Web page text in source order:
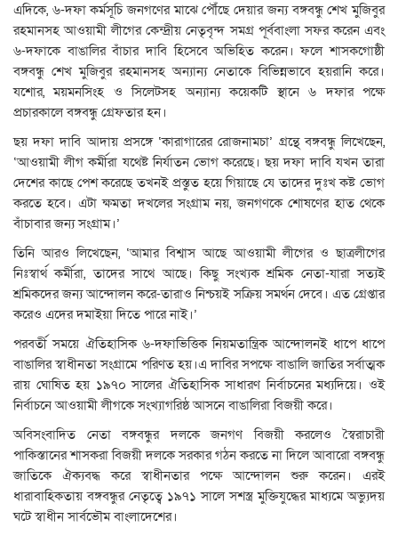
এদিকে, ৬-দফা কর্মসূচি জনগণের মাঝে পৌঁছে দেয়ার জন্য বঙ্গবন্ধু শেখ মুজিবুর
রহমানসহ আওয়ামী লীগের কেন্দ্রীয় নেতৃবৃন্দ সমগ্র পূর্ববাংলা সফর করেন এবং
৬-দফাকে বাঙালির বাঁচার দাবি হিসেবে অভিহিত করেন। ফলে শাসকগোষ্ঠী
বঙ্গবন্ধু শেখ মুজিবুর রহমানসহ অন্যান্য নেতাকে বিভিন্নভাবে হয়রানি করে।
যশোর, ময়মনসিংহ ও সিলেটসহ অন্যান্য কয়েকটি স্থানে ৬ দফার পক্ষে
প্রচারকালে বঙ্গবন্ধু গ্রেফতার হন।
ছয় দফা দাবি আদায় প্রসঙ্গে ‘কারাগারের রোজনামচা’ গ্রন্থে বঙ্গবন্ধু লিখেছেন,
‘আওয়ামী লীগ কর্মীরা যথেষ্ট নির্যাতন ভোগ করেছে। ছয় দফা দাবি যখন তারা
দেশের কাছে পেশ করেছে তখনই প্রস্তুত হয়ে গিয়াছে যে তাদের দুঃখ কষ্ট ভোগ
করতে হবে। এটা ক্ষমতা দখলের সংগ্রাম নয়, জনগণকে শোষণের হাত থেকে
বাঁচাবার জন্য সংগ্রাম।’
তিনি আরও লিখেছেন, ‘আমার বিশ্বাস আছে আওয়ামী লীগের ও ছাত্রলীগের
নিঃস্বার্থ কর্মীরা, তাদের সাথে আছে। কিছু সংখ্যক শ্রমিক নেতা-যারা সত্যই
শ্রমিকদের জন্য আন্দোলন করে-তারাও নিশ্চয়ই সক্রিয় সমর্থন দেবে। এত গ্রেপ্তার
করেও এদের দমাইয়া দিতে পারে নাই।’
পরবর্তী সময়ে ঐতিহাসিক ৬-দফাভিত্তিক নিয়মতান্ত্রিক আন্দোলনই ধাপে ধাপে
বাঙালির স্বাধীনতা সংগ্রামে পরিণত হয়।এ দাবির সপক্ষে বাঙালি জাতির সর্বাত্মক
রায় ঘোষিত হয় ১৯৭০ সালের ঐতিহাসিক সাধারণ নির্বাচনের মধ্যদিয়ে। ওই
নির্বাচনে আওয়ামী লীগকে সংখ্যাগরিষ্ঠ আসনে বাঙালিরা বিজয়ী করে।
অবিসংবাদিত নেতা বঙ্গবন্ধুর দলকে জনগণ বিজয়ী করলেও স্বৈরাচারী
পাকিস্তানের শাসকরা বিজয়ী দলকে সরকার গঠন করতে না দিলে আবারো বঙ্গবন্ধু
জাতিকে ঐক্যবদ্ধ করে স্বাধীনতার পক্ষে আন্দোলন শুরু করেন। এরই
ধারাবাহিকতায় বঙ্গবন্ধুর নেতৃত্বে ১৯৭১ সালে সশস্ত্র মুক্তিযুদ্ধের মাধ্যমে অভ্যুদয়
ঘটে স্বাধীন সার্বভৌম বাংলাদেশের।